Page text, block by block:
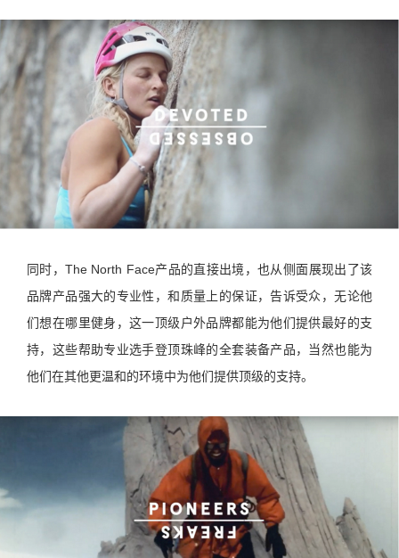
同时，The North Face产品的直接出境，也从侧面展现出了该
品牌产品强大的专业性，和质量上的保证，告诉受众，无论他
们想在哪里健身，这一顶级户外品牌都能为他们提供最好的支
持，这些帮助专业选手登顶珠峰的全套装备产品，当然也能为
他们在其他更温和的环境中为他们提供顶级的支持。